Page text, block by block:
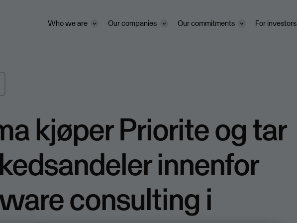
Who we are Our companies Our commitments For investors
kjøper Priorite og tar
innenfor
consulting i